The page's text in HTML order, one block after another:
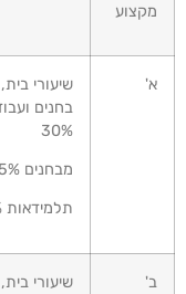
מקצוע
שיעורי בית,
בחנים ועבודות
30%
מבחנים 65%
תלמידאות 5%
שיעורי בית,